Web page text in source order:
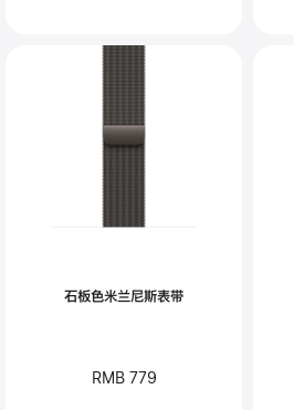
石板色米兰尼斯表带
RMB 779